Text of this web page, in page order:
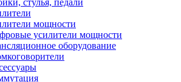
стулья, педали
мощности
усилители мощности
оборудование